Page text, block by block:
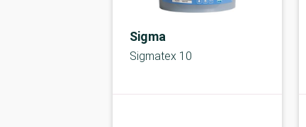
Sigma
Sigmatex 10